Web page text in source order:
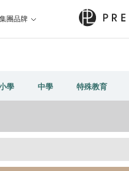
集團品牌
學 中學 特殊教育